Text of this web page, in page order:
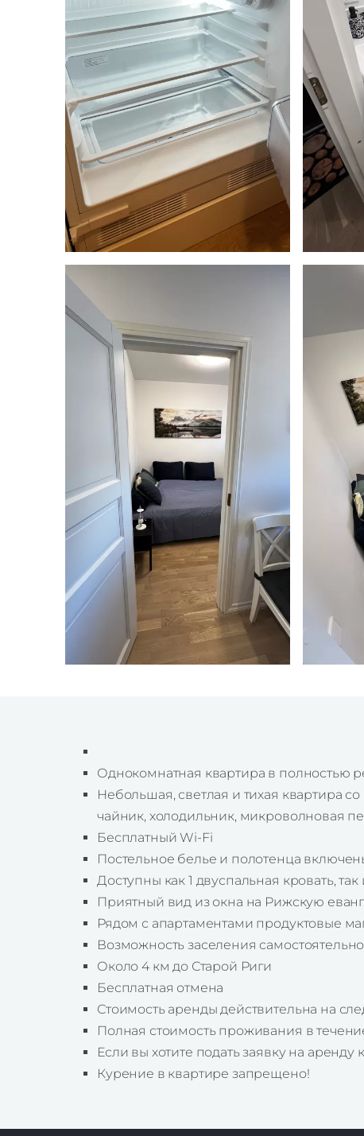
Однокомнатная квартира в полностью
Небольшая, светлая и тихая квартира
чайник, холодильник, микроволновая
Бесплатный Wi-Fi
Постельное белье и полотенца
Доступны как 1 двуспальная кровать,
Приятный вид из окна на Рижскую
Рядом с апартаментами продуктовые
Возможность заселения
Около 4 км до Старой Риги
Бесплатная отмена
Стоимость аренды действительна на
Полная стоимость проживания в
Если вы хотите подать заявку на
Курение в квартире запрещено!